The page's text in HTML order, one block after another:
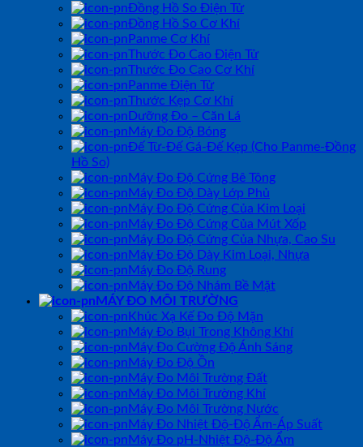
Đồng Hồ So Điện Tử
Đồng Hồ So Cơ Khí
Panme Cơ Khí
Thước Đo Cao Điện Tử
Thước Đo Cao Cơ Khí
Panme Điện Tử
Thước Kẹp Cơ Khí
Dưỡng Đo – Căn Lá
Máy Đo Độ Bóng
Đế Từ-Đế Gá-Đế Kẹp (Cho Panme-Đồng
Hồ So)
Máy Đo Độ Cứng Bê Tông
Máy Đo Độ Dày Lớp Phủ
Máy Đo Độ Cứng Của Kim Loại
Máy Đo Độ Cứng Của Mút Xốp
Máy Đo Độ Cứng Của Nhựa, Cao Su
Máy Đo Độ Dày Kim Loại, Nhựa
Máy Đo Độ Rung
Máy Đo Độ Nhám Bề Mặt
MÁY ĐO MÔI TRƯỜNG
Khúc Xạ Kế Đo Độ Mặn
Máy Đo Bụi Trong Không Khí
Máy Đo Cường Độ Ánh Sáng
Máy Đo Độ Ồn
Máy Đo Môi Trường Đất
Máy Đo Môi Trường Khí
Máy Đo Môi Trường Nước
Máy Đo Nhiệt Độ-Độ Ẩm-Áp Suất
Máy Đo pH-Nhiệt Độ-Độ Ẩm